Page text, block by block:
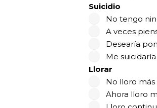
Suicidio
No tengo
A veces
Desearía
Me
Llorar
No lloro
Ahora lloro